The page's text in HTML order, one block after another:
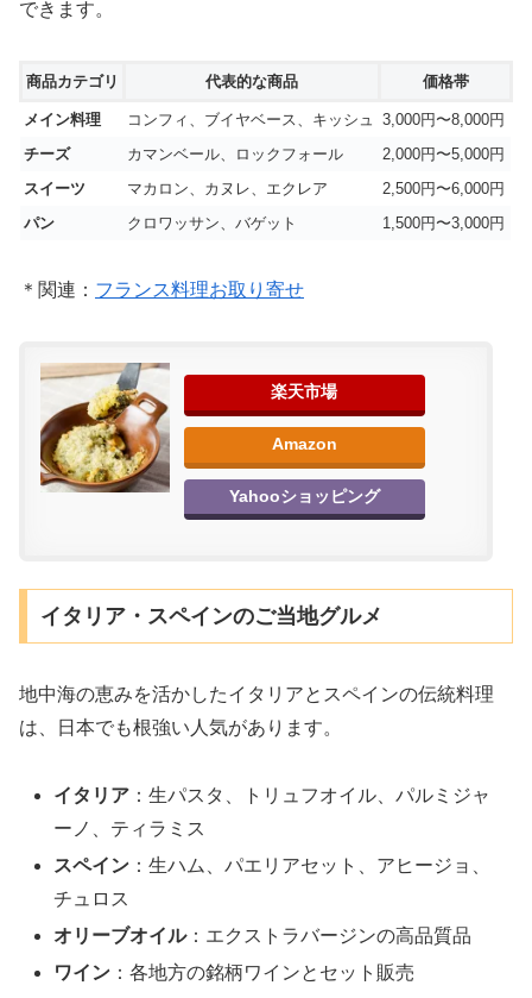
できます。
商品カテゴリ 代表的な商品 価格帯
メイン料理 コンフィ、ブイヤベース、キッシュ
3,000円〜8,000円
チーズ
カマンベール、ロックフォール
2,000円〜5,000円
スイーツ
マカロン、カヌレ、エクレア
2,500円〜6,000円
パン
クロワッサン、バゲット 1,500円〜3,000円
＊関連： フランス料理お取り寄せ
楽天市場
Amazon
Yahooショッピング
イタリア・スペインのご当地グルメ
地中海の恵みを活かしたイタリアとスペインの伝統料理
は、日本でも根強い人気があります。
イタリア ：生パスタ、トリュフオイル、パルミジャ
ーノ、ティラミス
スペイン ：生ハム、パエリアセット、アヒージョ、
チュロス
オリーブオイル：エクストラバージンの高品質品
ワイン ：各地方の銘柄ワインとセット販売